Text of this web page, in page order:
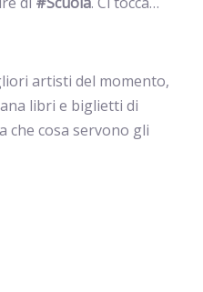
artisti del momento,
libri e biglietti di
che cosa servono gli